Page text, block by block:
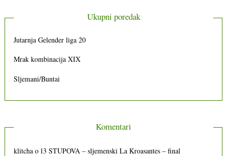
Ukupni poredak
Jutarnja Gelender liga 20
Mrak kombinacija XIX
Sljemani/Buntai
Komentari
klitcha o13 STUPOVA – sljemenski La Kroasantes – final